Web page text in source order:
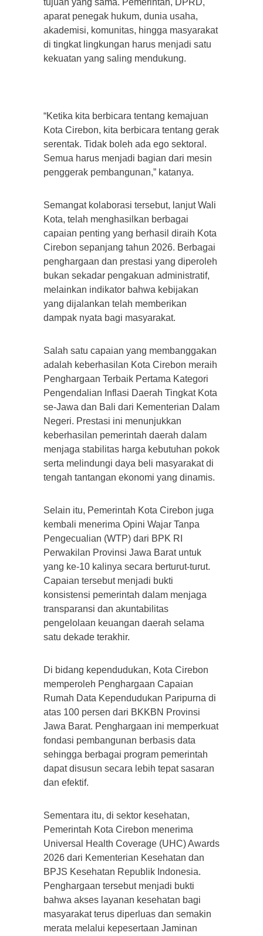
aparat penegak hukum, dunia usaha,
akademisi, komunitas, hingga masyarakat
di tingkat lingkungan harus menjadi satu
kekuatan yang saling mendukung.
“Ketika kita berbicara tentang kemajuan
Kota Cirebon, kita berbicara tentang gerak
serentak. Tidak boleh ada ego sektoral.
Semua harus menjadi bagian dari mesin
penggerak pembangunan,” katanya.
Semangat kolaborasi tersebut, lanjut Wali
Kota, telah menghasilkan berbagai
capaian penting yang berhasil diraih Kota
Cirebon sepanjang tahun 2026. Berbagai
penghargaan dan prestasi yang diperoleh
bukan sekadar pengakuan administratif,
melainkan indikator bahwa kebijakan
yang dijalankan telah memberikan
dampak nyata bagi masyarakat.
Salah satu capaian yang membanggakan
adalah keberhasilan Kota Cirebon meraih
Penghargaan Terbaik Pertama Kategori
Pengendalian Inflasi Daerah Tingkat Kota
se-Jawa dan Bali dari Kementerian Dalam
Negeri. Prestasi ini menunjukkan
keberhasilan pemerintah daerah dalam
menjaga stabilitas harga kebutuhan pokok
serta melindungi daya beli masyarakat di
tengah tantangan ekonomi yang dinamis.
Selain itu, Pemerintah Kota Cirebon juga
kembali menerima Opini Wajar Tanpa
Pengecualian (WTP) dari BPK RI
Perwakilan Provinsi Jawa Barat untuk
yang ke-10 kalinya secara berturut-turut.
Capaian tersebut menjadi bukti
konsistensi pemerintah dalam menjaga
transparansi dan akuntabilitas
pengelolaan keuangan daerah selama
satu dekade terakhir.
Di bidang kependudukan, Kota Cirebon
memperoleh Penghargaan Capaian
Rumah Data Kependudukan Paripurna di
atas 100 persen dari BKKBN Provinsi
Jawa Barat. Penghargaan ini memperkuat
fondasi pembangunan berbasis data
sehingga berbagai program pemerintah
dapat disusun secara lebih tepat sasaran
dan efektif.
Sementara itu, di sektor kesehatan,
Pemerintah Kota Cirebon menerima
Universal Health Coverage (UHC) Awards
2026 dari Kementerian Kesehatan dan
BPJS Kesehatan Republik Indonesia.
Penghargaan tersebut menjadi bukti
bahwa akses layanan kesehatan bagi
masyarakat terus diperluas dan semakin
merata melalui kepesertaan Jaminan